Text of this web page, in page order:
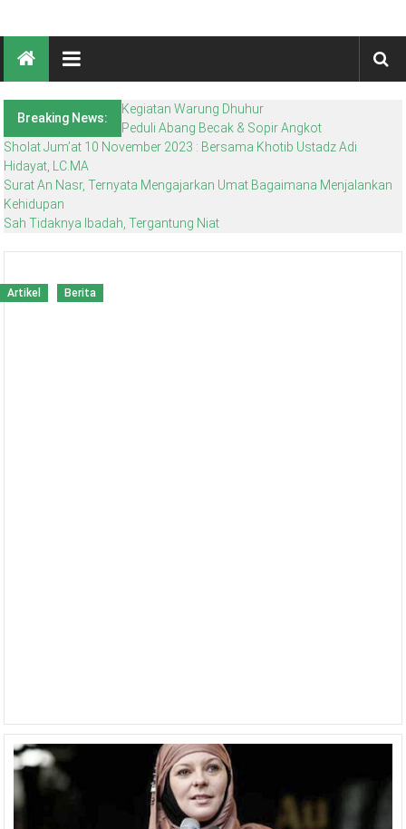
Takmir
Masjid
Al-
Falah
Surabaya
Breaking News:
Kegiatan Warung Dhuhur
Peduli Abang Becak & Sopir Angkot
Sholat Jum’at 10 November 2023 : Bersama Khotib Ustadz Adi
Hidayat, LC.MA
Surat An Nasr, Ternyata Mengajarkan Umat Bagaimana Menjalankan
Kehidupan
Sah Tidaknya Ibadah, Tergantung Niat
Artikel Berita
Artikel Berita
Artikel Berita